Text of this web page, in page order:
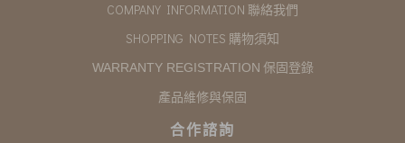
COMPANY INFORMATION 聯絡我們
SHOPPING NOTES 購物須知
WARRANTY REGISTRATION 保固登錄
產品維修與保固
合作諮詢